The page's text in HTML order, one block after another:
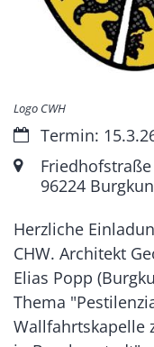
Logo CWH
Datum:Termin:
Ort: Friedhofstraße
96224
Herzliche
CHW. Architekt
Elias Popp
Thema
Wallfahrtskapelle